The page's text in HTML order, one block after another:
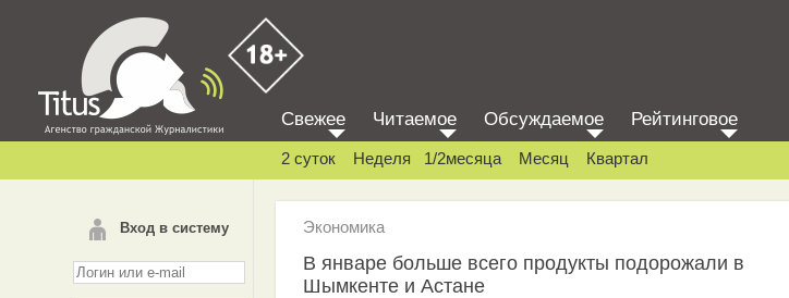
Вход в систему
Свежее Читаемое Обсуждаемое Рейтинговое
2 суток Неделя 1/2месяца Месяц Квартал
Экономика
В январе больше всего продукты подорожали в
Шымкенте и Астане